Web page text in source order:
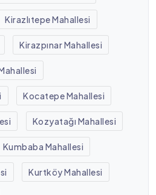
Kirazlıtepe Mahallesi
Kirazpınar Mahallesi
Kocatepe Mahallesi
Kozyatağı Mahallesi
Kumbaba Mahallesi
Kurtköy Mahallesi